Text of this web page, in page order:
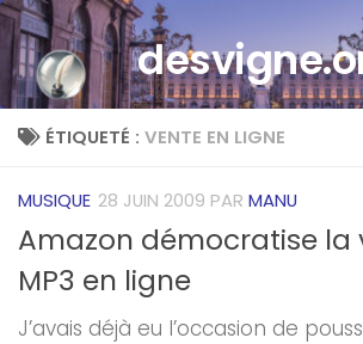
Skip to content
ÉTIQUETÉ : VENTE EN LIGNE
MUSIQUE 28 JUIN 2009 PAR MANU
Amazon démocratise la
MP3 en ligne
J’avais déjà eu l’occasion de